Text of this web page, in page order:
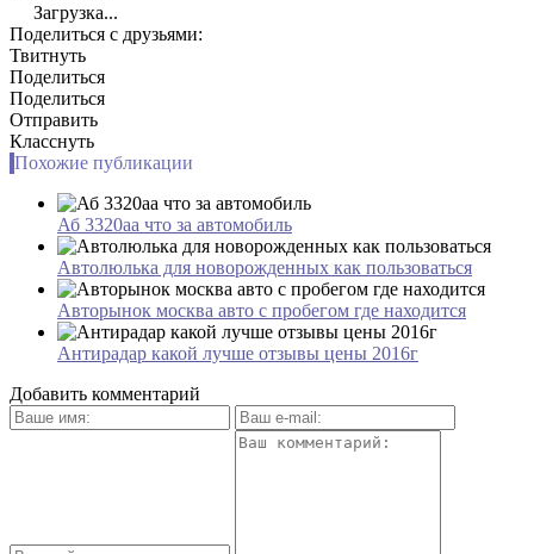
Загрузка...
Поделиться с друзьями:
Твитнуть
Поделиться
Поделиться
Отправить
Класснуть
Похожие публикации
Аб 3320аа что за автомобиль
Автолюлька для новорожденных как пользоваться
Авторынок москва авто с пробегом где находится
Антирадар какой лучше отзывы цены 2016г
Добавить комментарий